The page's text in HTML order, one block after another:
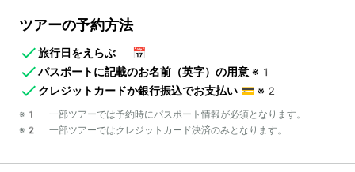
ツアーの予約方法
旅行日をえらぶ
📅
パスポートに記載のお名前（英字）の用意 ※1
クレジットカードか銀行振込でお支払い 💳 ※2
※1 一部ツアーでは予約時にパスポート情報が必須となります。
※2 一部ツアーではクレジットカード決済のみとなります。